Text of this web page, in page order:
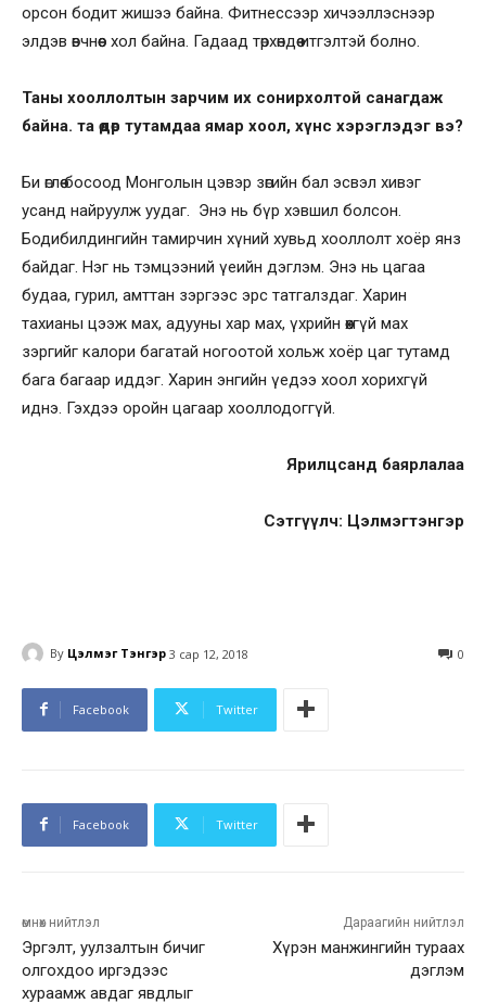
орсон бодит жишээ байна. Фитнессээр хичээллэснээр
элдэв өвчнөөс хол байна. Гадаад төрхөндөө итгэлтэй болно.
Таны хооллолтын зарчим их сонирхолтой санагдаж
байна. та өдөр тутамдаа ямар хоол, хүнс хэрэглэдэг вэ?
Би өглөө босоод Монголын цэвэр зөгийн бал эсвэл хивэг
усанд найруулж уудаг. Энэ нь бүр хэвшил болсон.
Бодибилдингийн тамирчин хүний хувьд хооллолт хоёр янз
байдаг. Нэг нь тэмцээний үеийн дэглэм. Энэ нь цагаа
будаа, гурил, амттан зэргээс эрс татгалздаг. Харин
тахианы цээж мах, адууны хар мах, үхрийн өөхгүй мах
зэргийг калори багатай ногоотой хольж хоёр цаг тутамд
бага багаар иддэг. Харин энгийн үедээ хоол хорихгүй
иднэ. Гэхдээ оройн цагаар хооллодоггүй.
Ярилцсанд баярлалаа
Сэтгүүлч: Цэлмэгтэнгэр
By Цэлмэг Тэнгэр 3 сар 12, 2018 0
Facebook Twitter
Facebook Twitter
өмнөх нийтлэл
Эргэлт, уулзалтын бичиг
олгохдоо иргэдээс
хураамж авдаг явдлыг
Дараагийн нийтлэл
Хүрэн манжингийн тураах
дэглэм